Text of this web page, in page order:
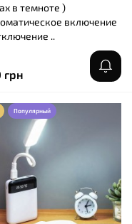
в темноте )
включение
..
грн
Популярный